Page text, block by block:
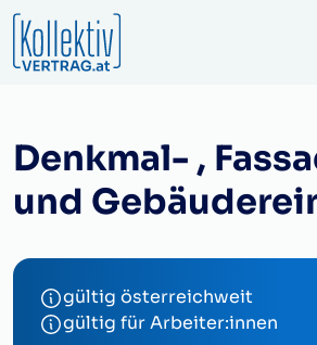
Denkmal- ,
und
gültig österreichweit
gültig für Arbeiter:innen